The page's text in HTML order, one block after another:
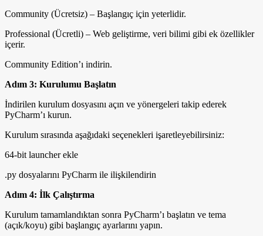
Community (Ücretsiz) – Başlangıç için yeterlidir.
Professional (Ücretli) – Web geliştirme, veri bilimi gibi ek özellikler
içerir.
Community Edition’ı indirin.
Adım 3: Kurulumu Başlatın
İndirilen kurulum dosyasını açın ve yönergeleri takip ederek
PyCharm’ı kurun.
Kurulum sırasında aşağıdaki seçenekleri işaretleyebilirsiniz:
64-bit launcher ekle
.py dosyalarını PyCharm ile ilişkilendirin
Adım 4: İlk Çalıştırma
Kurulum tamamlandıktan sonra PyCharm’ı başlatın ve tema
(açık/koyu) gibi başlangıç ayarlarını yapın.